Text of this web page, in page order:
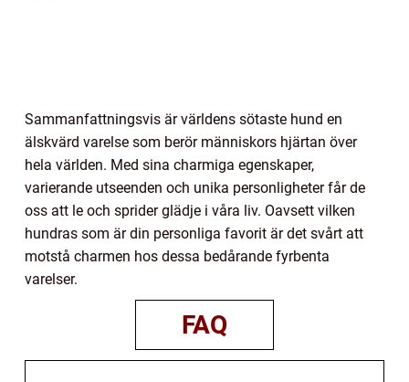
Sammanfattningsvis är världens sötaste hund en
älskvärd varelse som berör människors hjärtan över
hela världen. Med sina charmiga egenskaper,
varierande utseenden och unika personligheter får de
oss att le och sprider glädje i våra liv. Oavsett vilken
hundras som är din personliga favorit är det svårt att
motstå charmen hos dessa bedårande fyrbenta
varelser.
FAQ